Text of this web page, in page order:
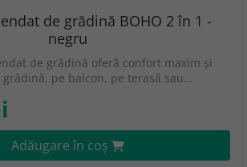
de grădină BOHO 2 în 1 -
negru
de grădină oferă confort maxim și
pe balcon, pe terasă sau…
Adăugare în coş